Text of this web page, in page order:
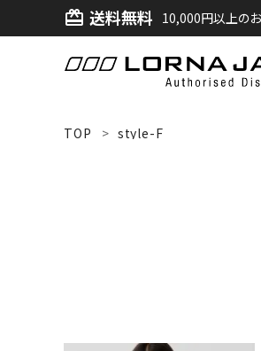
card_giftcard 送料無料 10,000円以上の
ACCOUNT MENU
TOP style-F